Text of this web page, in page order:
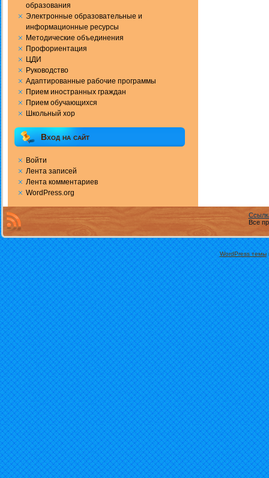
образования
Электронные образовательные и
информационные ресурсы
Методические объединения
Профориентация
ЦДИ
Руководство
Адаптированные рабочие программы
Прием иностранных граждан
Прием обучающихся
Школьный хор
Вход на сайт
Войти
Лента записей
Лента комментариев
WordPress.org
Все
WordPress темы